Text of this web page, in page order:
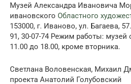
Музей Александра Ивановича
ивановского Областного
153000, г. Иваново, ул. Багаева,
91, 30-07-74 Режим работы:
11.00 до 18.00, кроме вторника.
Светлана Воловенская, Михаил
проекта Анатолий Голубовский